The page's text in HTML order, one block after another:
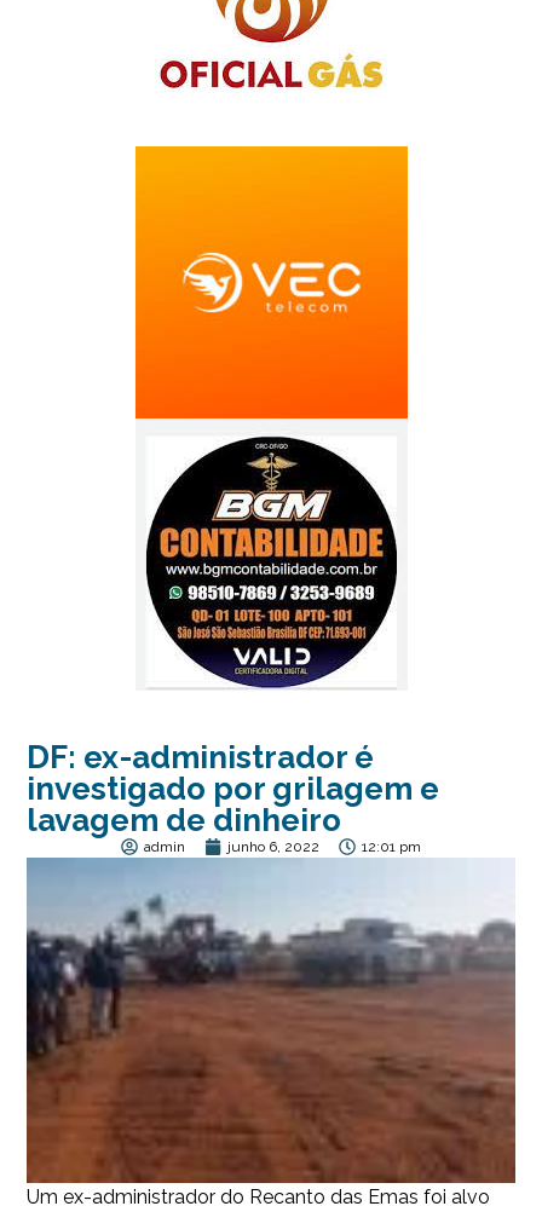
DF: ex-administrador é
investigado por grilagem e
lavagem de dinheiro
admin junho 6, 2022 12:01 pm
Um ex-administrador do Recanto das Emas foi alvo